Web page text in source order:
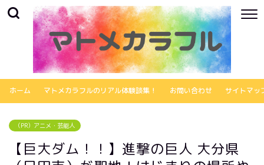
ホーム マトメカラフルのリアル体験談集！ お問い合わせ サイトマッ
（PR）アニメ・芸能人
【巨大ダム！！】進撃の巨人 大分県